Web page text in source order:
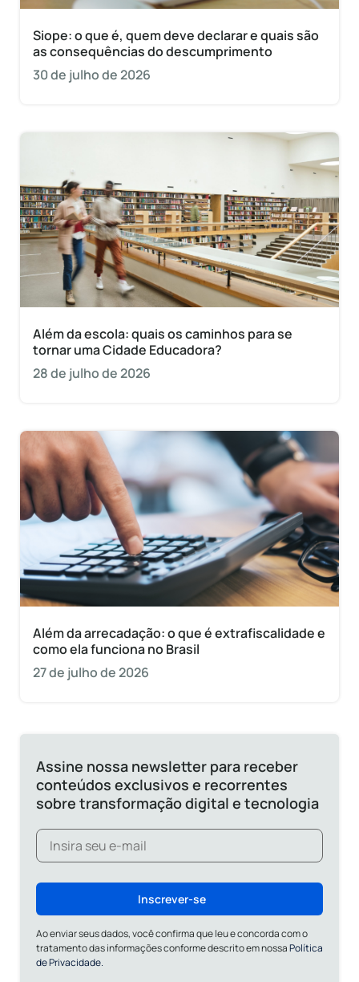
Siope: o que é, quem deve declarar e quais são
as consequências do descumprimento
30 de julho de 2026
Além da escola: quais os caminhos para se
tornar uma Cidade Educadora?
28 de julho de 2026
Além da arrecadação: o que é extrafiscalidade e
como ela funciona no Brasil
27 de julho de 2026
Assine nossa newsletter para receber
conteúdos exclusivos e recorrentes
sobre transformação digital e tecnologia
Inscrever-se
Ao enviar seus dados, você confirma que leu e concorda com o
tratamento das informações conforme descrito em nossaPolítica
de Privacidade.